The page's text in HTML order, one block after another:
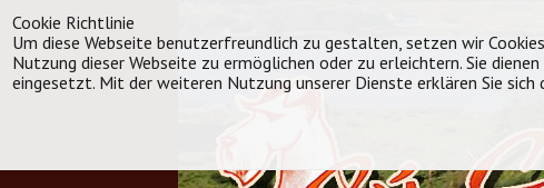
Cookie Richtlinie
Um diese Webseite benutzerfreundlich zu gestalten, setzen wir
Nutzung dieser Webseite zu ermöglichen oder zu erleichtern. Sie
eingesetzt. Mit der weiteren Nutzung unserer Dienste erklären Sie